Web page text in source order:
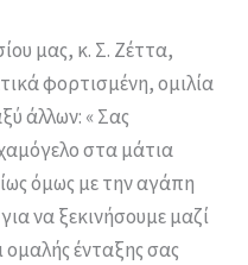
μας, κ. Σ. Ζέττα,
φορτισμένη, ομιλία
άλλων: « Σας
στα μάτια
όμως με την αγάπη
να ξεκινήσουμε μαζί
ομαλής ένταξης σας